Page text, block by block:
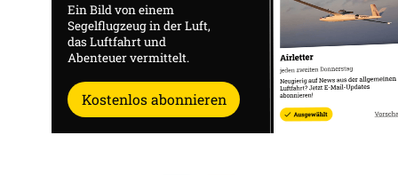
Ein Bild von einem
Segelflugzeug in der Luft,
das Luftfahrt und
Abenteuer vermittelt.
Kostenlos abonnieren